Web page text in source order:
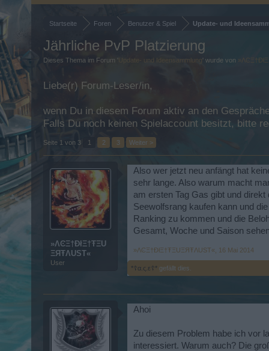
Startseite Foren Benutzer & Spiel Update- und
Jährliche PvP Platzierung
Dieses Thema im Forum ' Update- und Ideensammlung' wurde von
Liebe(r) Forum-Leser/in,
wenn Du in diesem Forum aktiv an den
Falls Du noch keinen Spielaccount besitzt, bitte
Seite 1 von 3 1 2 3 Weiter >
»ΛϾΞ†ÐłΞ†ŦΞU
ΞЯŦΛUSТ«
User
Also wer jetzt neu anfängt hat
sehr lange. Also warum macht
am ersten Tag Gas gibt und
Seewolfsrang kaufen kann und
Ranking zu kommen und die
Gesamt, Woche und Saison
»ΛϾΞ†ÐłΞ†ŦΞUΞЯŦΛUSТ« 16 Mai 2014
*☦α.ς.ε☦* gefällt dies.
Ahoi
Zu diesem Problem habe ich vor
interessiert. Warum auch? Die